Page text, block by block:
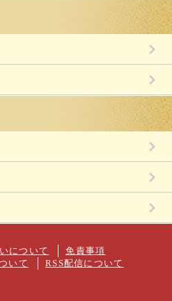
について
免責事項
いて
RSS配信について